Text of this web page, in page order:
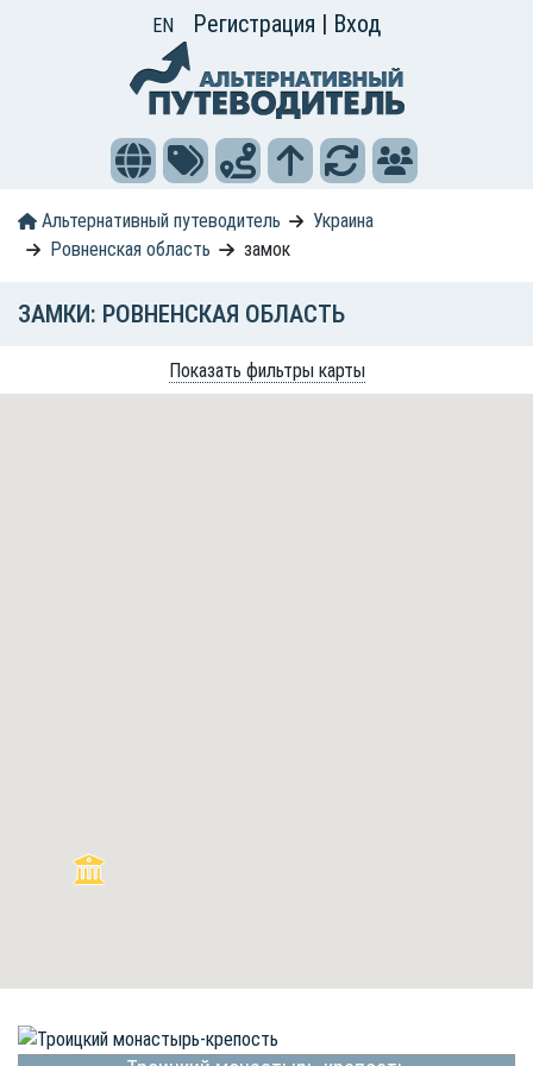
EN Регистрация | Вход
Альтернативный путеводитель
Украина
Ровненская область
замок
ЗАМКИ: РОВНЕНСКАЯ ОБЛАСТЬ
Показать фильтры карты